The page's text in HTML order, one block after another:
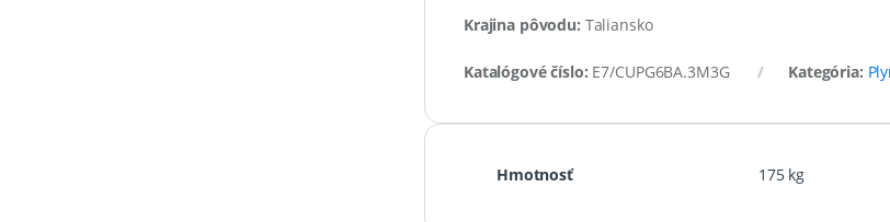
Krajina pôvodu: Taliansko
Katalógové číslo: E7/CUPG6BA.3M3G Kategória:
Hmotnosť 175 kg